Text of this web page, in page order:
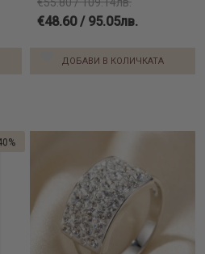
€48.60 / 95.05лв.
ДОБАВИ В КОЛИЧКАТА